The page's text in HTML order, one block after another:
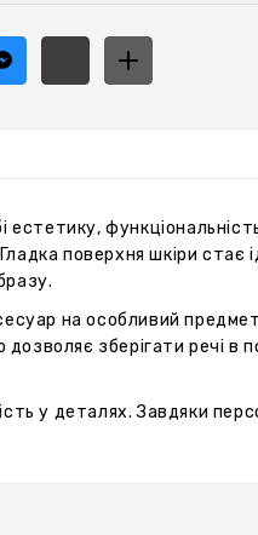
поверхня шкіри стає
на особливий
зберігати речі в
у деталях. Завдяки